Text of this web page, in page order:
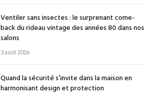
Ventiler sans insectes : le surprenant come-
back du rideau vintage des années 80 dans nos
salons
3 août 2026
Quand la sécurité s’invite dans la maison en
harmonisant design et protection